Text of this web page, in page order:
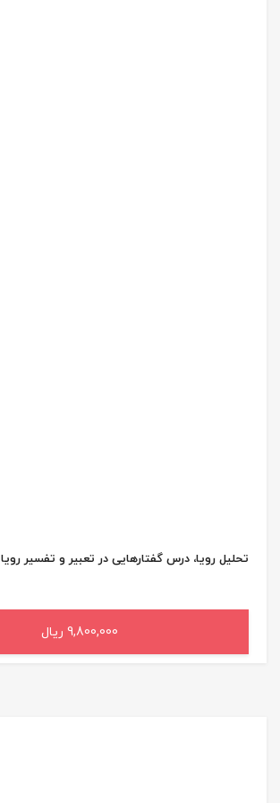
تحلیل رویا، درس گفتارهایی در تعبیر و تفسیر رویا
9,800,000 ریال
افزودن به سبد خرید